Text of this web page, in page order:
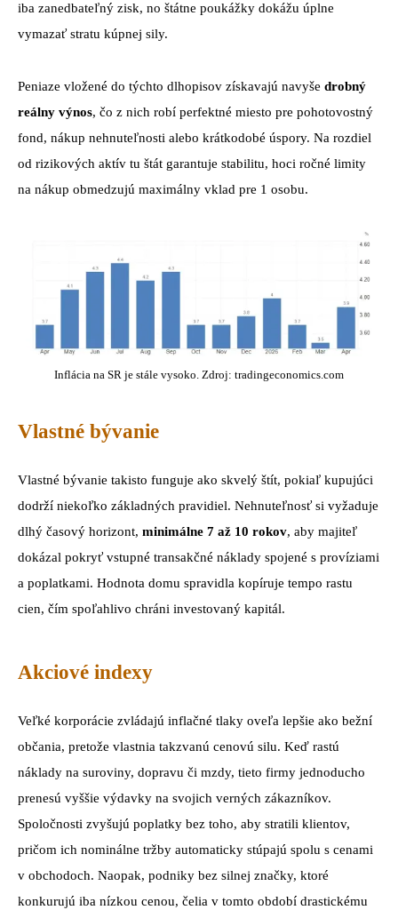
iba zanedbateľný zisk, no štátne poukážky dokážu úplne
vymazať stratu kúpnej sily.
Peniaze vložené do týchto dlhopisov získavajú navyše drobný
reálny výnos, čo z nich robí perfektné miesto pre pohotovostný
fond, nákup nehnuteľnosti alebo krátkodobé úspory. Na rozdiel
od rizikových aktív tu štát garantuje stabilitu, hoci ročné limity
na nákup obmedzujú maximálny vklad pre 1 osobu.
Inflácia na SR je stále vysoko. Zdroj: tradingeconomics.com
Vlastné bývanie
Vlastné bývanie takisto funguje ako skvelý štít, pokiaľ kupujúci
dodrží niekoľko základných pravidiel. Nehnuteľnosť si vyžaduje
dlhý časový horizont, minimálne 7 až 10 rokov, aby majiteľ
dokázal pokryť vstupné transakčné náklady spojené s províziami
a poplatkami. Hodnota domu spravidla kopíruje tempo rastu
cien, čím spoľahlivo chráni investovaný kapitál.
Akciové indexy
Veľké korporácie zvládajú inflačné tlaky oveľa lepšie ako bežní
občania, pretože vlastnia takzvanú cenovú silu. Keď rastú
náklady na suroviny, dopravu či mzdy, tieto firmy jednoducho
prenesú vyššie výdavky na svojich verných zákazníkov.
Spoločnosti zvyšujú poplatky bez toho, aby stratili klientov,
pričom ich nominálne tržby automaticky stúpajú spolu s cenami
v obchodoch. Naopak, podniky bez silnej značky, ktoré
konkurujú iba nízkou cenou, čelia v tomto období drastickému